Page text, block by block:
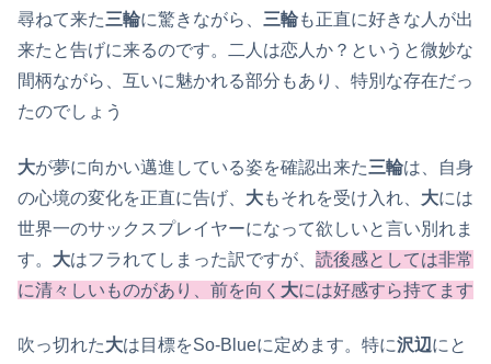
尋ねて来た三輪に驚きながら、 三輪も正直に好きな人が出
来たと告げに来るのです。二人は恋人か？というと微妙な
間柄ながら、互いに魅かれる部分もあり、特別な存在だっ
たのでしょう
大が夢に向かい邁進している姿を確認出来た三輪は、自身
の心境の変化を正直に告げ、 大もそれを受け入れ、 大には
世界一のサックスプレイヤーになって欲しいと言い別れま
す。 大はフラれてしまった訳ですが、 読後感としては非常
に清々しいものがあり、前を向く 大には好感すら持てます
吹っ切れた大は目標をSo-Blueに定めます。特に沢辺にと